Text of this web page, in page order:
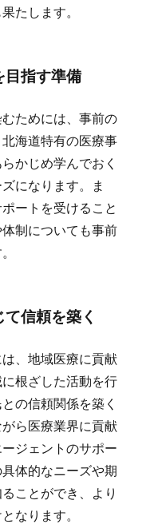
たします。
目指す準備
ためには、事前の
海道特有の医療事
かじめ学んでおく
になります。ま
ートを受けること
制についても事前
信頼を築く
、地域医療に貢献
根ざした活動を行
の信頼関係を築く
ら医療業界に貢献
ジェントのサポー
体的なニーズや期
ことができ、より
なります。